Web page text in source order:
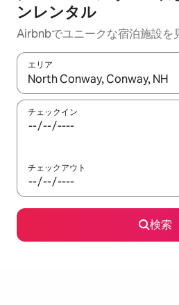
ンレンタル
Airbnbでユニークな宿泊施設を
エリア
検索結果が表示されたら、上下
チェックイン
チェックアウト
検索